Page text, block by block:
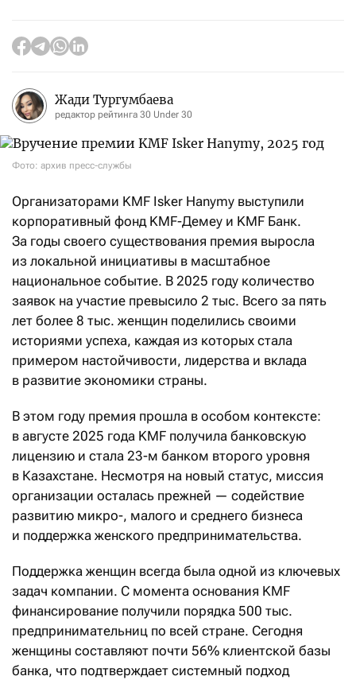
Жади Тургумбаева
редактор рейтинга 30 Under 30
Фото: архив пресс-службы
Организаторами KMF Isker Hanymy выступили
корпоративный фонд KMF-Демеу и KMF Банк.
За годы своего существования премия выросла
из локальной инициативы в масштабное
национальное событие. В 2025 году количество
заявок на участие превысило 2 тыс. Всего за пять
лет более 8 тыс. женщин поделились своими
историями успеха, каждая из которых стала
примером настойчивости, лидерства и вклада
в развитие экономики страны.
В этом году премия прошла в особом контексте:
в августе 2025 года KMF получила банковскую
лицензию и стала 23-м банком второго уровня
в Казахстане. Несмотря на новый статус, миссия
организации осталась прежней — содействие
развитию микро-, малого и среднего бизнеса
и поддержка женского предпринимательства.
Поддержка женщин всегда была одной из ключевых
задач компании. С момента основания KMF
финансирование получили порядка 500 тыс.
предпринимательниц по всей стране. Сегодня
женщины составляют почти 56% клиентской базы
банка, что подтверждает системный подход